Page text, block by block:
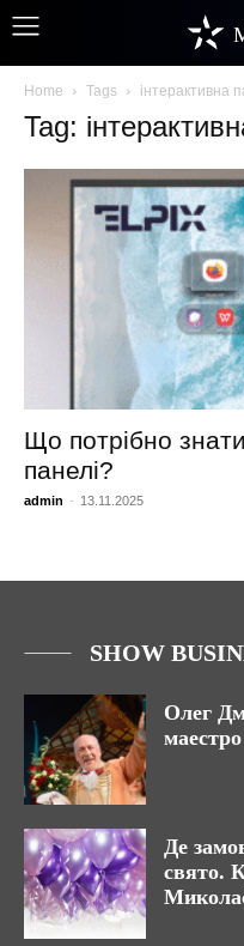
Home Tags інтерактивна
Tag:
Що потрібно
панелі?
admin - 13.11.2025
SHOW
Олег
Де
свято.